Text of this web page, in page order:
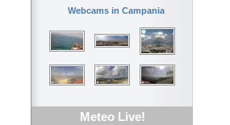
Webcams in Campania
Meteo Live!